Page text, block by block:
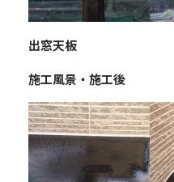
出窓天板
施工風景・施工後